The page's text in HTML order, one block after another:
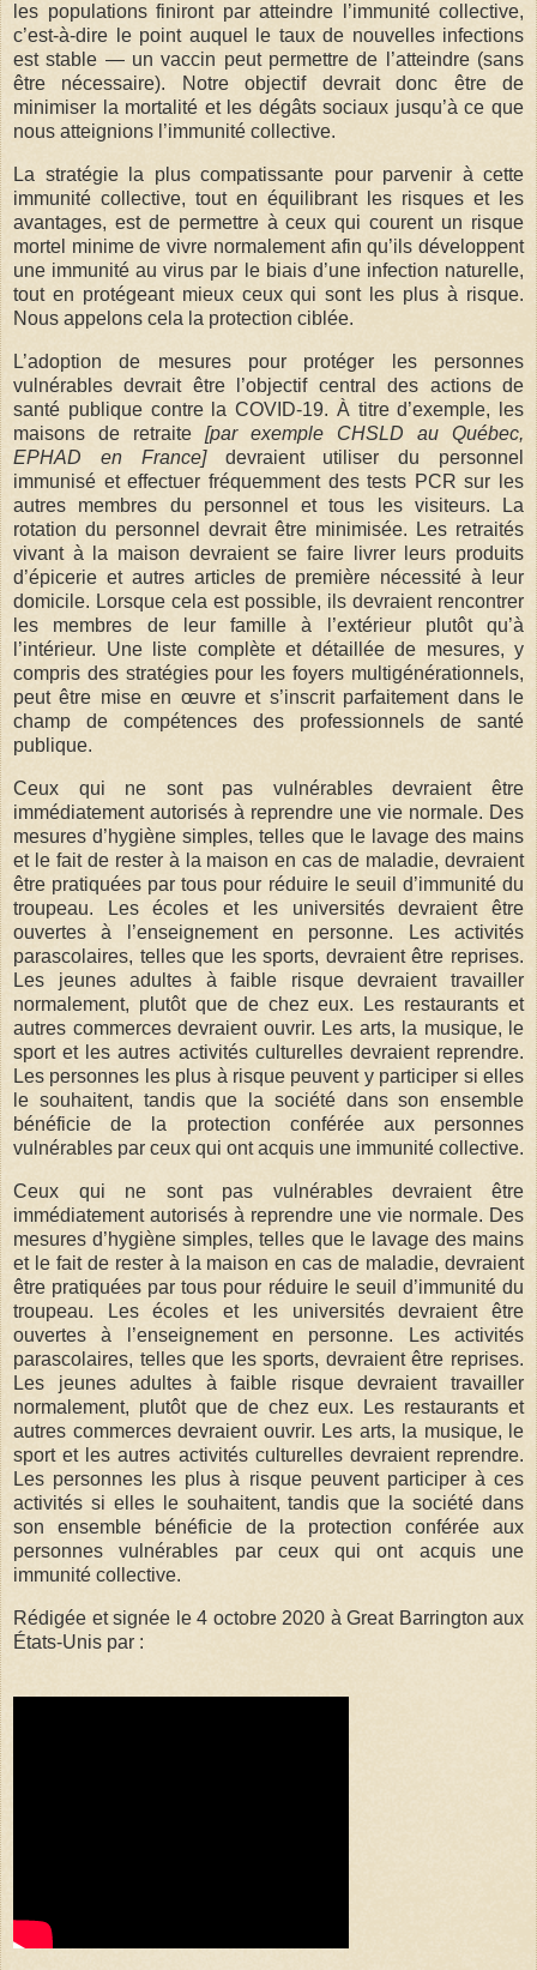
les populations finiront par atteindre l’immunité collective,
c’est-à-dire le point auquel le taux de nouvelles infections
est stable — un vaccin peut permettre de l’atteindre (sans
être nécessaire). Notre objectif devrait donc être de
minimiser la mortalité et les dégâts sociaux jusqu’à ce que
nous atteignions l’immunité collective.
La stratégie la plus compatissante pour parvenir à cette
immunité collective, tout en équilibrant les risques et les
avantages, est de permettre à ceux qui courent un risque
mortel minime de vivre normalement afin qu’ils développent
une immunité au virus par le biais d’une infection naturelle,
tout en protégeant mieux ceux qui sont les plus à risque.
Nous appelons cela la protection ciblée.
L’adoption de mesures pour protéger les personnes
vulnérables devrait être l’objectif central des actions de
santé publique contre la COVID-19. À titre d’exemple, les
maisons de retraite [par exemple CHSLD au Québec,
EPHAD en France]devraient utiliser du personnel
immunisé et effectuer fréquemment des tests PCR sur les
autres membres du personnel et tous les visiteurs. La
rotation du personnel devrait être minimisée. Les retraités
vivant à la maison devraient se faire livrer leurs produits
d’épicerie et autres articles de première nécessité à leur
domicile. Lorsque cela est possible, ils devraient rencontrer
les membres de leur famille à l’extérieur plutôt qu’à
l’intérieur. Une liste complète et détaillée de mesures, y
compris des stratégies pour les foyers multigénérationnels,
peut être mise en œuvre et s’inscrit parfaitement dans le
champ de compétences des professionnels de santé
publique.
Ceux qui ne sont pas vulnérables devraient être
immédiatement autorisés à reprendre une vie normale. Des
mesures d’hygiène simples, telles que le lavage des mains
et le fait de rester à la maison en cas de maladie, devraient
être pratiquées par tous pour réduire le seuil d’immunité du
troupeau. Les écoles et les universités devraient être
ouvertes à l’enseignement en personne. Les activités
parascolaires, telles que les sports, devraient être reprises.
Les jeunes adultes à faible risque devraient travailler
normalement, plutôt que de chez eux. Les restaurants et
autres commerces devraient ouvrir. Les arts, la musique, le
sport et les autres activités culturelles devraient reprendre.
Les personnes les plus à risque peuvent y participer si elles
le souhaitent, tandis que la société dans son ensemble
bénéficie de la protection conférée aux personnes
vulnérables par ceux qui ont acquis une immunité collective.
Ceux qui ne sont pas vulnérables devraient être
immédiatement autorisés à reprendre une vie normale. Des
mesures d’hygiène simples, telles que le lavage des mains
et le fait de rester à la maison en cas de maladie, devraient
être pratiquées par tous pour réduire le seuil d’immunité du
troupeau. Les écoles et les universités devraient être
ouvertes à l’enseignement en personne. Les activités
parascolaires, telles que les sports, devraient être reprises.
Les jeunes adultes à faible risque devraient travailler
normalement, plutôt que de chez eux. Les restaurants et
autres commerces devraient ouvrir. Les arts, la musique, le
sport et les autres activités culturelles devraient reprendre.
Les personnes les plus à risque peuvent participer à ces
activités si elles le souhaitent, tandis que la société dans
son ensemble bénéficie de la protection conférée aux
personnes vulnérables par ceux qui ont acquis une
immunité collective.
Rédigée et signée le 4 octobre 2020 à Great Barrington aux
États-Unis par :